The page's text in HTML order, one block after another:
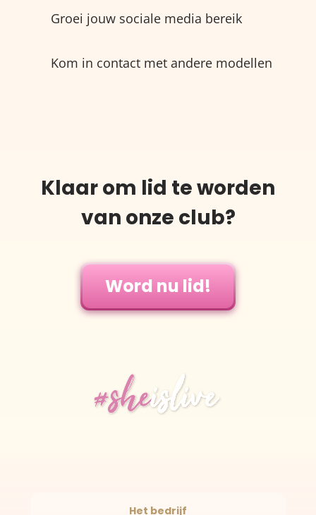
Groei jouw sociale media bereik
Kom in contact met andere modellen
Klaar om lid te worden
van onze club?
Word nu lid!
Het bedrijf